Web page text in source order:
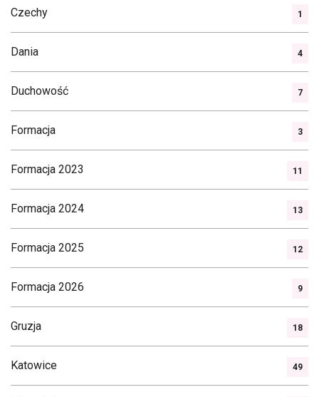
Czechy 1
Dania 4
Duchowość 7
Formacja 3
Formacja 2023 11
Formacja 2024 13
Formacja 2025 12
Formacja 2026 9
Gruzja 18
Katowice 49